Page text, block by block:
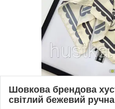
Шовкова брендова
світлий бежевий